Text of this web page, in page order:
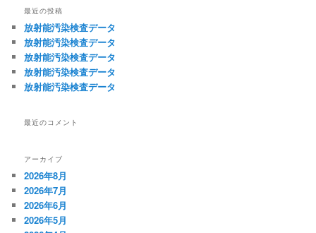
シ
ョ
ン
最近の投稿
放射能汚染検査データ
放射能汚染検査データ
放射能汚染検査データ
放射能汚染検査データ
放射能汚染検査データ
最近のコメント
アーカイブ
2026年8月
2026年7月
2026年6月
2026年5月